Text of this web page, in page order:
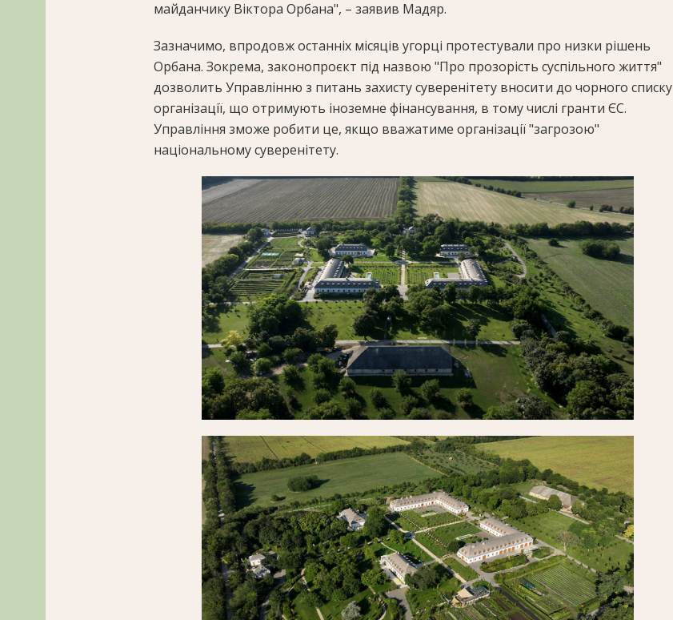
майданчику Віктора Орбана", – заявив Мадяр.
Зазначимо, впродовж останніх місяців угорці протестували про низки рішень
Орбана. Зокрема, законопроєкт під назвою "Про прозорість суспільного життя"
дозволить Управлінню з питань захисту суверенітету вносити до чорного списку
організації, що отримують іноземне фінансування, в тому числі гранти ЄС.
Управління зможе робити це, якщо вважатиме організації "загрозою"
національному суверенітету.